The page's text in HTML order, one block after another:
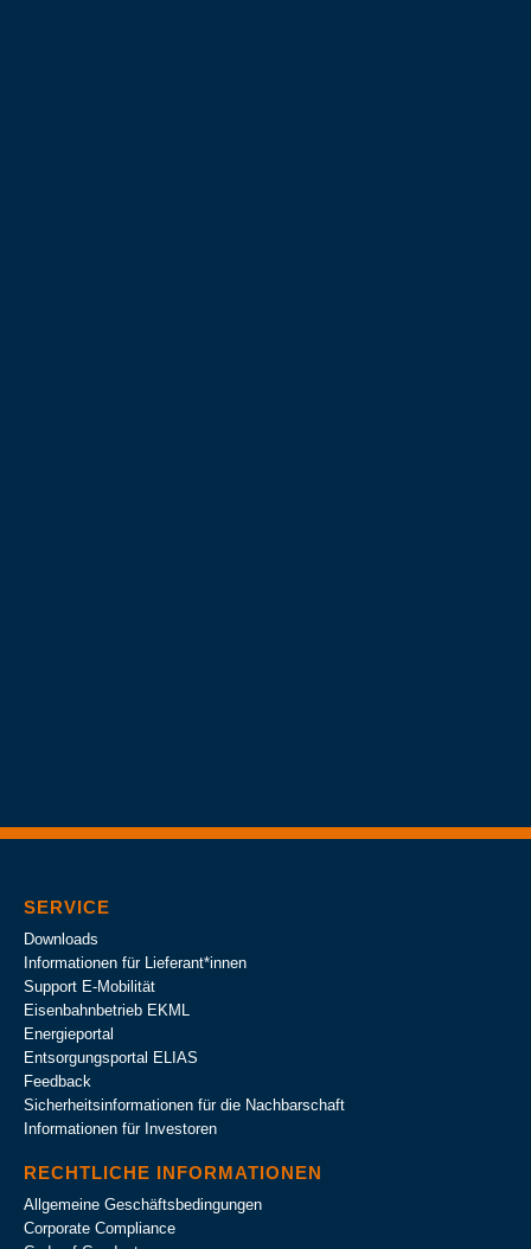
SERVICE
Downloads
Informationen für Lieferant*innen
Support E-Mobilität
Eisenbahnbetrieb EKML
Energieportal
Entsorgungsportal ELIAS
Feedback
Sicherheitsinformationen für die Nachbarschaft
Informationen für Investoren
RECHTLICHE INFORMATIONEN
Allgemeine Geschäftsbedingungen
Corporate Compliance